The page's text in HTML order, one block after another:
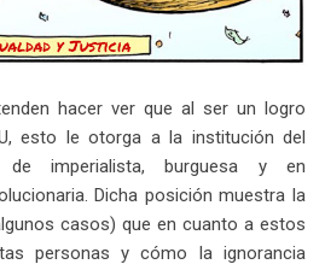
hacer ver que al ser un logro
esto le otorga a la institución del
imperialista, burguesa y en
Dicha posición muestra la
casos) que en cuanto a estos
personas y cómo la ignorancia